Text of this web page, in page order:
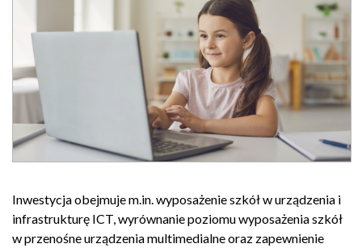
Inwestycja obejmuje m.in. wyposażenie szkół w urządzenia i
infrastrukturę ICT, wyrównanie poziomu wyposażenia szkół
w przenośne urządzenia multimedialne oraz zapewnienie